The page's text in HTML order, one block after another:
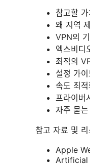
참고할
왜 지역
VPN의
엑스비디
최적의
설정 가
속도 최적
프라이버
자주 묻
참고 자료 및 리
Apple
Artificial